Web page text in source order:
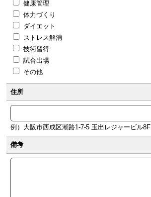
健康管理
体力づくり
ダイエット
ストレス解消
技術習得
試合出場
その他
住所
例）大阪市西成区潮路1-7-5 玉出レジャービル8F
備考